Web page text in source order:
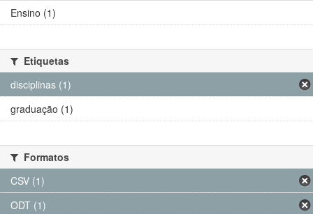
Ensino (1)
Etiquetas
disciplinas (1)
graduação (1)
Formatos
CSV (1)
ODT (1)